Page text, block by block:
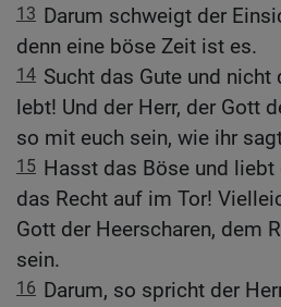
13 Darum schweigt der
denn eine böse Zeit ist es.
14 Sucht das Gute und
lebt! Und der Herr, der Gott
so mit euch sein, wie ihr
15 Hasst das Böse und
das Recht auf im Tor!
Gott der Heerscharen, dem
sein.
16 Darum, so spricht der